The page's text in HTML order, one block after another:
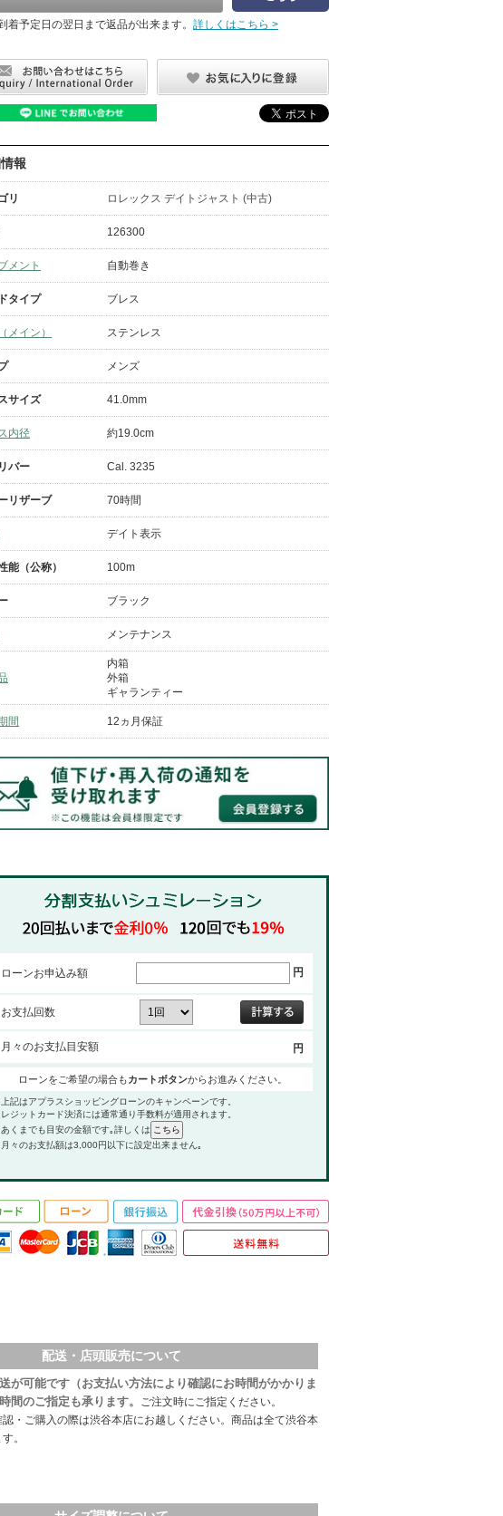
着予定日の翌日まで返品が出来ます。 詳しくはこちら >
報
リ ロレックス デイトジャスト (中古)
126300
メント 自動巻き
タイプ ブレス
メイン） ステンレス
メンズ
サイズ 41.0mm
内径 約19.0cm
バー Cal. 3235
リザーブ 70時間
デイト表示
能（公称） 100m
ブラック
メンテナンス
内箱
外箱
ギャランティー
間 12ヵ月保証
ローンお申込み額 円
お支払回数
月々のお支払目安額 円
ローンをご希望の場合もカートボタンからお進みください。
記はアプラスショッピングローンのキャンペーンです。
レジットカード決済には通常通り手数料が適用されます。
くまでも目安の金額です｡詳しくは
々のお支払額は3,000円以下に設定出来ません｡
配送・店頭販売について
が可能です（お支払い方法により確認にお時間がかかりま
間のご指定も承ります。
ご注文時にご指定ください。
・ご購入の際は渋谷本店にお越しください。商品は全て渋谷本
。